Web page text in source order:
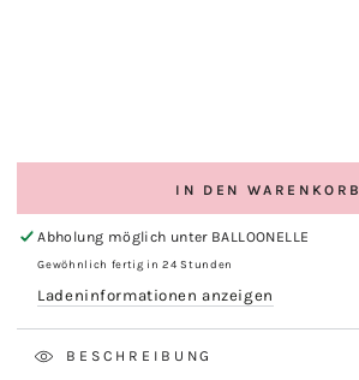
IN DEN WARENKORB
Abholung möglich unter BALLOONELLE
Gewöhnlich fertig in 24 Stunden
Ladeninformationen anzeigen
BESCHREIBUNG